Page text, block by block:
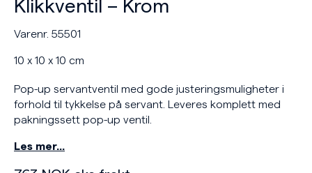
Klikkventil – Krom
Varenr. 55501
10 x 10 x 10 cm
Pop-up servantventil med gode justeringsmuligheter i
forhold til tykkelse på servant. Leveres komplett med
pakningssett pop-up ventil.
Les mer…